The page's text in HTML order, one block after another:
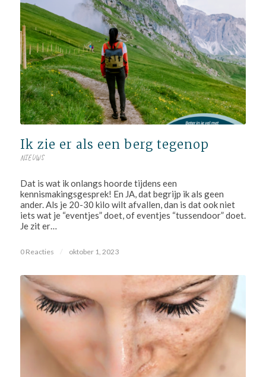
Ik zie er als een berg tegenop
NIEUWS
Dat is wat ik onlangs hoorde tijdens een
kennismakingsgesprek! En JA, dat begrijp ik als geen
ander. Als je 20-30 kilo wilt afvallen, dan is dat ook niet
iets wat je “eventjes” doet, of eventjes “tussendoor” doet.
Je zit er…
0 Reacties / oktober 1, 2023